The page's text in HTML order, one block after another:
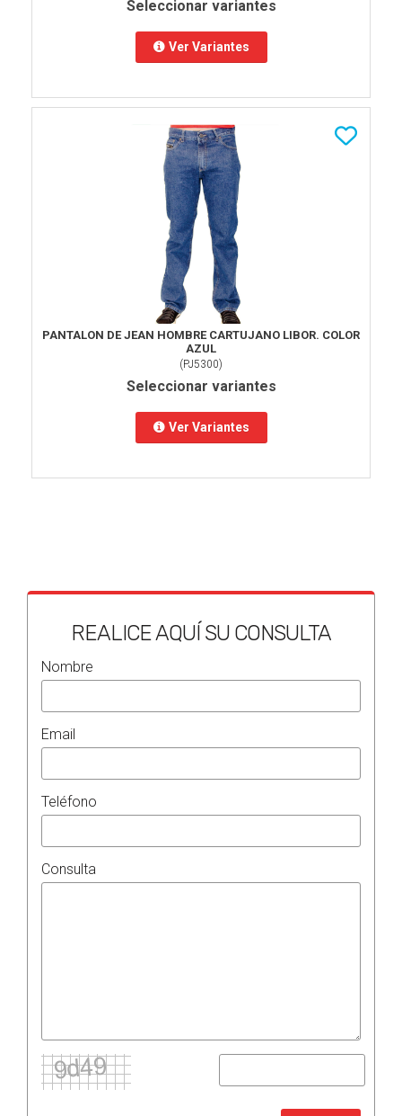
Seleccionar variantes
Ver Variantes
PANTALON DE JEAN HOMBRE CARTUJANO LIBOR. COLOR
AZUL
(PJ5300)
Seleccionar variantes
Ver Variantes
REALICE AQUÍ SU CONSULTA
Nombre
Email
Teléfono
Consulta